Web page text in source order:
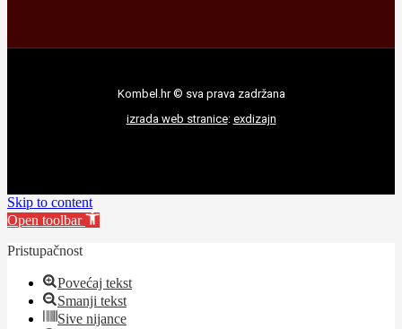
Kombel.hr © sva prava zadržana
izrada web stranice: exdizajn
Skip to content
Open toolbar
Pristupačnost
Povećaj tekst
Smanji tekst
Sive nijance